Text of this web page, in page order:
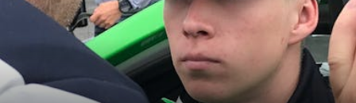
AJANKOHTAISTA & UUTTA